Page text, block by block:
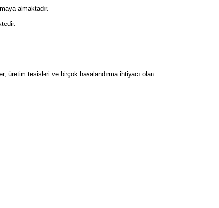
almaktadır.
üretim tesisleri ve birçok havalandırma ihtiyacı olan